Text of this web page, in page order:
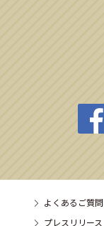
よくあるご質問
プレスリリース